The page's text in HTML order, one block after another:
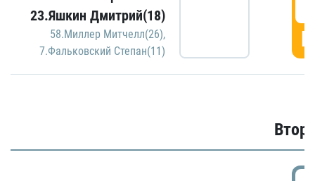
23.Яшкин Дмитрий(18)
58.Миллер Митчелл(26),
7.Фальковский Степан(11)